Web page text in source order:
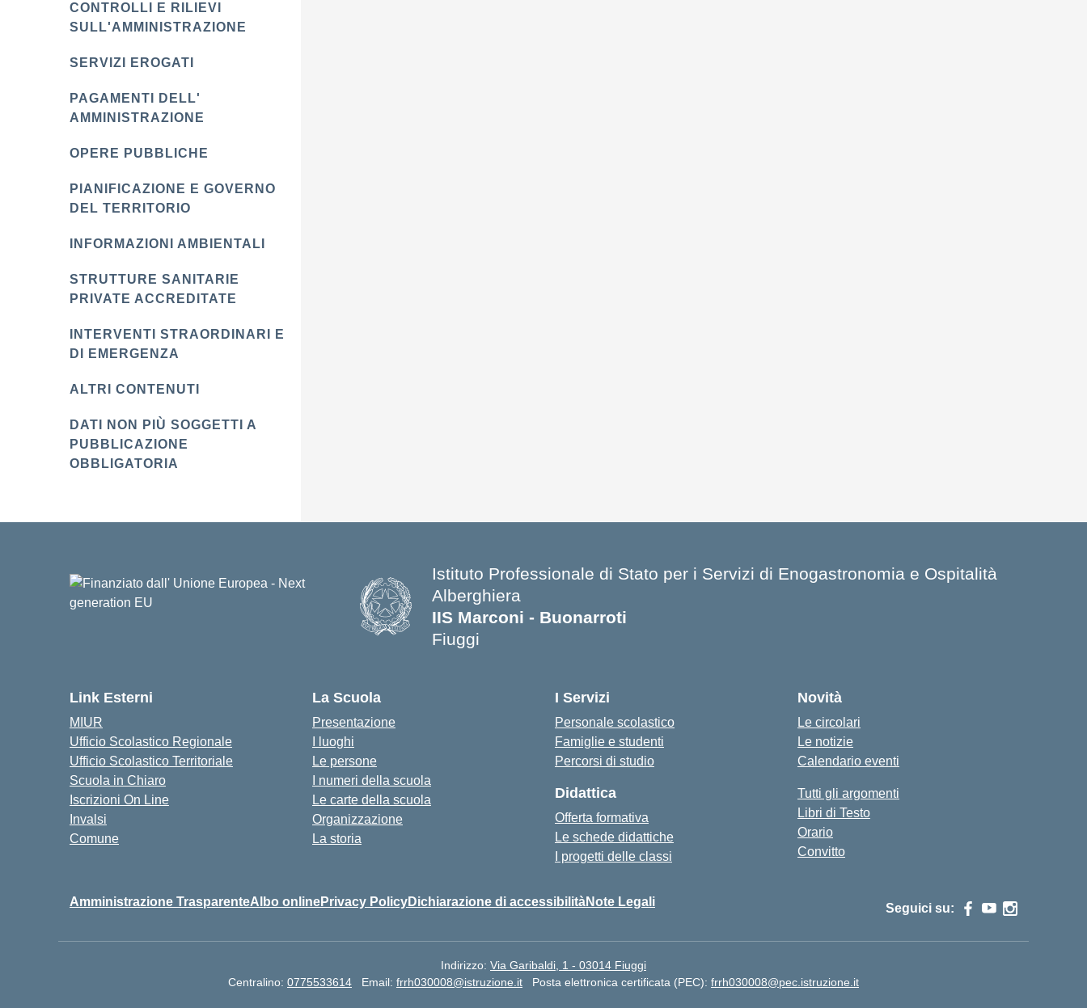
CONTROLLI E RILIEVI
SULL'AMMINISTRAZIONE
SERVIZI EROGATI
PAGAMENTI DELL'
AMMINISTRAZIONE
OPERE PUBBLICHE
PIANIFICAZIONE E GOVERNO
DEL TERRITORIO
INFORMAZIONI AMBIENTALI
STRUTTURE SANITARIE
PRIVATE ACCREDITATE
INTERVENTI STRAORDINARI E
DI EMERGENZA
ALTRI CONTENUTI
DATI NON PIÙ SOGGETTI A
PUBBLICAZIONE
OBBLIGATORIA
Istituto Professionale di Stato per i Servizi di Enogastronomia e Ospitalità
Alberghiera
IIS Marconi - Buonarroti
Fiuggi
Link Esterni
MIUR
Ufficio Scolastico Regionale
Ufficio Scolastico Territoriale
Scuola in Chiaro
Iscrizioni On Line
Invalsi
Comune
La Scuola
Presentazione
I luoghi
Le persone
I numeri della scuola
Le carte della scuola
Organizzazione
La storia
I Servizi
Personale scolastico
Famiglie e studenti
Percorsi di studio
Didattica
Offerta formativa
Le schede didattiche
I progetti delle classi
Novità
Le circolari
Le notizie
Calendario eventi
Tutti gli argomenti
Libri di Testo
Orario
Convitto
Amministrazione TrasparenteAlbo onlinePrivacy PolicyDichiarazione di accessibilitàNote Legali Seguici su:
Indirizzo: Via Garibaldi, 1 - 03014 Fiuggi
Centralino: 0775533614 Email: frrh030008@istruzione.it Posta elettronica certificata (PEC): frrh030008@pec.istruzione.it